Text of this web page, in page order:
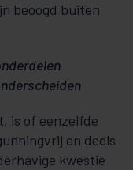
beoogd buiten
is of eenzelfde
en deels
kwestie